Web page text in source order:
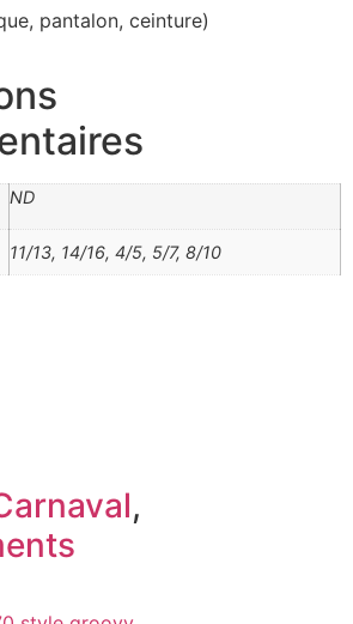
pantalon, ceinture)
ND
11/13, 14/16, 4/5, 5/7, 8/10
,